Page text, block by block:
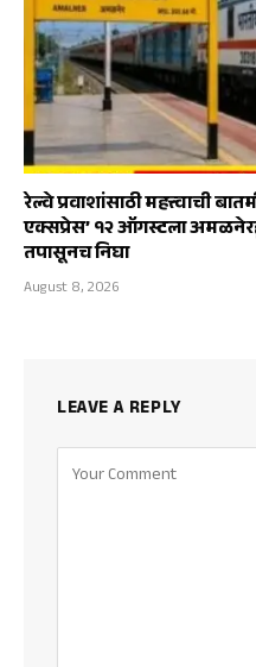
रेल्वे प्रवाशांसाठी महत्त्वाची
एक्सप्रेस’ १२ ऑगस्टला
तपासूनच निघा
August 8, 2026
LEAVE A REPLY